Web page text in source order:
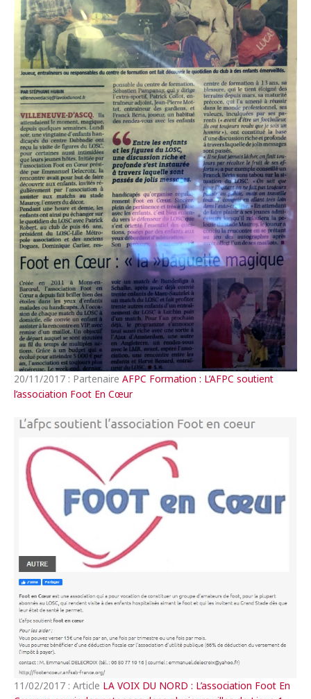
20/11/2017 : Partenaire AFPC Formation : L’AFPC soutient
l’association Foot En Cœur
11/02/2017 : Article LA VOIX DU NORD : L’association Foot En